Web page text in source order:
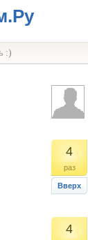
:)
4
раз
Вверх
4